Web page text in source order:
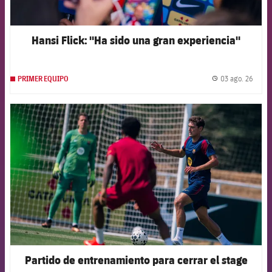
Hansi Flick: "Ha sido una gran experiencia"
PRIMER EQUIPO 03 ago. 26
FCB Barcelona badge
Partido de entrenamiento para cerrar el stage